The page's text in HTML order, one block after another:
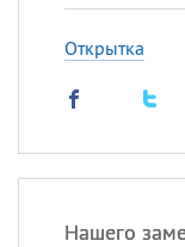
Открытка
Нашего